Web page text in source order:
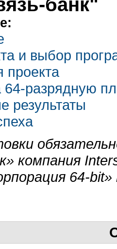
банк"
и выбор
проекта
64-разрядную
результаты
компания
64-